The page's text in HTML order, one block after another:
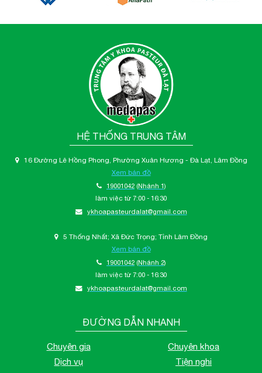
HỆ THỐNG TRUNG TÂM
16 Đường Lê Hồng Phong, Phường Xuân Hương - Đà Lạt, Lâm Đồng
Xem bản đồ
19001042 (Nhánh 1)
làm việc từ 7:00 - 16:30
ykhoapasteurdalat@gmail.com
5 Thống Nhất; Xã Đức Trọng; Tỉnh Lâm Đồng
Xem bản đồ
19001042 (Nhánh 2)
làm việc từ 7:00 - 16:30
ykhoapasteurdalat@gmail.com
ĐƯỜNG DẪN NHANH
Chuyên gia
Chuyên khoa
Dịch vụ
Tiện nghi